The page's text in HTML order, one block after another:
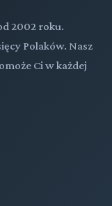
2002 roku.
Polaków. Nasz
Ci w każdej